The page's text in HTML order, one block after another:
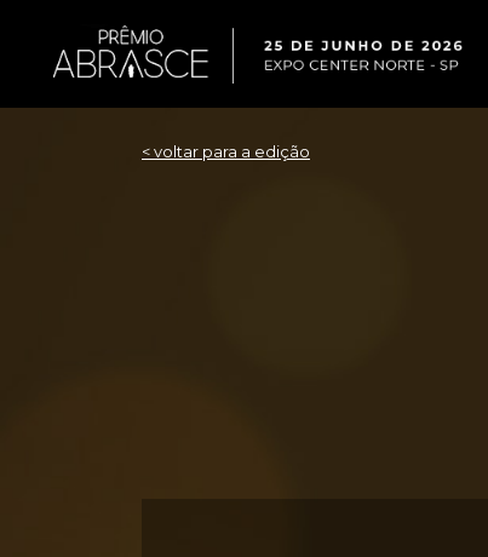
< voltar para a edição